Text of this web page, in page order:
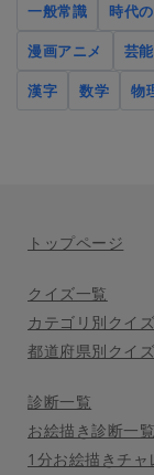
一般常識 時代
漫画アニメ
芸能
漢字
数学 物
トップページ
クイズ一覧
カテゴリ別クイ
都道府県別クイ
診断一覧
お絵描き診断一覧
1分お絵描きチャ